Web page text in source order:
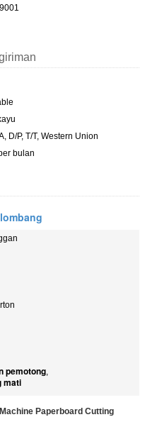
D/P, T/T, Western Union
bulan
pemotong,
mati
Paperboard Cutting